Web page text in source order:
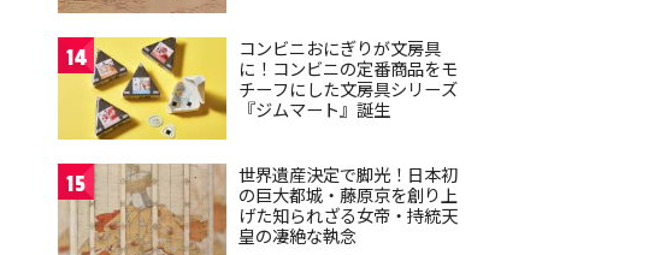
14
コンビニおにぎりが文房具
に！コンビニの定番商品をモ
チーフにした文房具シリーズ
『ジムマート』誕生
15
世界遺産決定で脚光！日本初
の巨大都城・藤原京を創り上
げた知られざる女帝・持統天
皇の凄絶な執念